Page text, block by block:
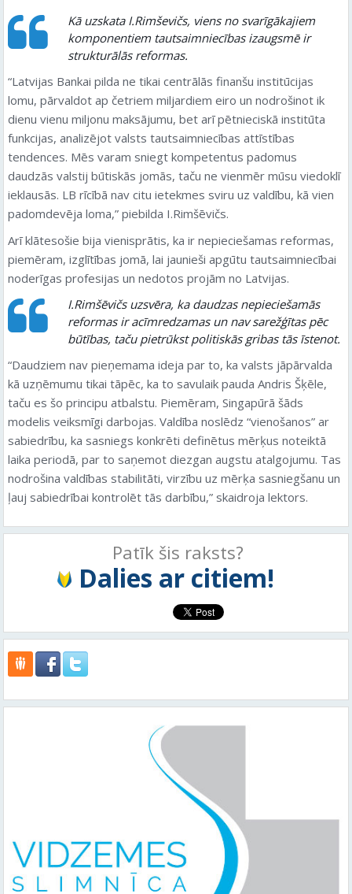
Kā uzskata I.Rimševičs, viens no svarīgākajiem
komponentiem tautsaimniecības izaugsmē ir
strukturālās reformas.
“Latvijas Bankai pilda ne tikai centrālās finanšu institūcijas
lomu, pārvaldot ap četriem miljardiem eiro un nodrošinot ik
dienu vienu miljonu maksājumu, bet arī pētnieciskā institūta
funkcijas, analizējot valsts tautsaimniecības attīstības
tendences. Mēs varam sniegt kompetentus padomus
daudzās valstij būtiskās jomās, taču ne vienmēr mūsu viedoklī
ieklausās. LB rīcībā nav citu ietekmes sviru uz valdību, kā vien
padomdevēja loma,” piebilda I.Rimšēvičs.
Arī klātesošie bija vienisprātis, ka ir nepieciešamas reformas,
piemēram, izglītības jomā, lai jaunieši apgūtu tautsaimniecībai
noderīgas profesijas un nedotos projām no Latvijas.
I.Rimšēvičs uzsvēra, ka daudzas nepieciešamās
reformas ir acīmredzamas un nav sarežģītas pēc
būtības, taču pietrūkst politiskās gribas tās īstenot.
“Daudziem nav pieņemama ideja par to, ka valsts jāpārvalda
kā uzņēmumu tikai tāpēc, ka to savulaik pauda Andris Šķēle,
taču es šo principu atbalstu. Piemēram, Singapūrā šāds
modelis veiksmīgi darbojas. Valdība noslēdz “vienošanos” ar
sabiedrību, ka sasniegs konkrēti definētus mērķus noteiktā
laika periodā, par to saņemot diezgan augstu atalgojumu. Tas
nodrošina valdības stabilitāti, virzību uz mērķa sasniegšanu un
ļauj sabiedrībai kontrolēt tās darbību,” skaidroja lektors.
Patīk šis raksts?
Dalies ar citiem!